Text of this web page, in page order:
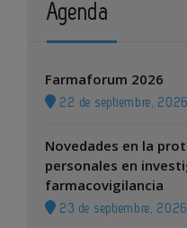
Agenda
Farmaforum 2026
22 de septiembre, 2026
Novedades en la
personales en
farmacovigilancia
23 de septiembre, 2026